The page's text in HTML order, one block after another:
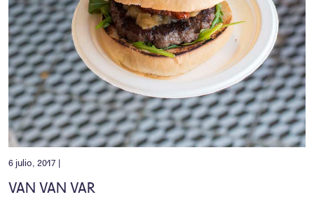
6 julio, 2017 |
VAN VAN VAR